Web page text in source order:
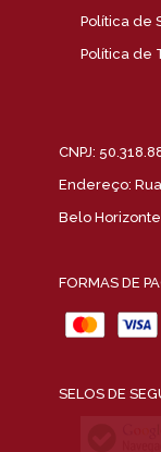
Política de
Política de
CNPJ:
Endereço:
Belo
FORMAS DE
SELOS DE